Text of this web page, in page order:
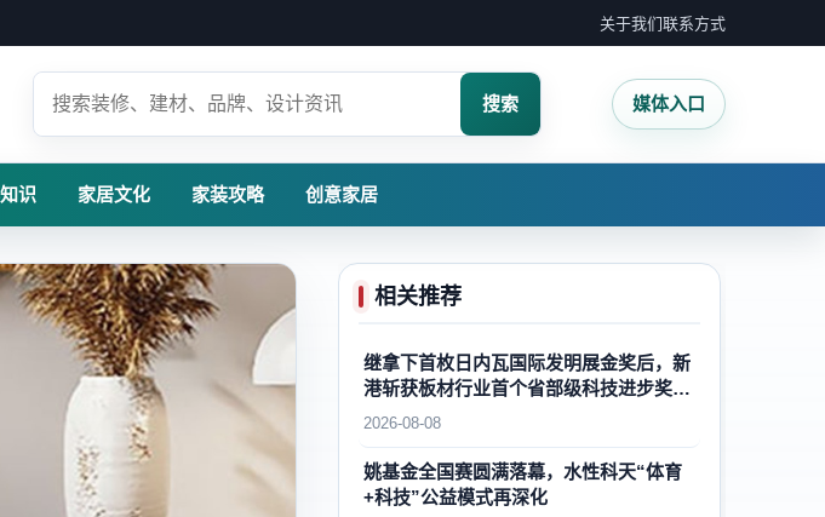
关于我们联系方式
搜索 媒体入口
识 家居文化 家装攻略 创意家居
相关推荐
继拿下首枚日内瓦国际发明展金奖后，新
港斩获板材行业首个省部级科技进步奖一
等奖，再攀国内外木业自主创新新高峰
2026-08-08
姚基金全国赛圆满落幕，水性科天“体育
+科技”公益模式再深化